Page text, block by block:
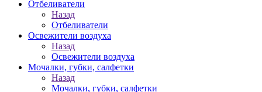
Отбеливатели
Назад
Отбеливатели
Освежители воздуха
Назад
Освежители воздуха
Мочалки, губки, салфетки
Назад
Мочалки, губки, салфетки